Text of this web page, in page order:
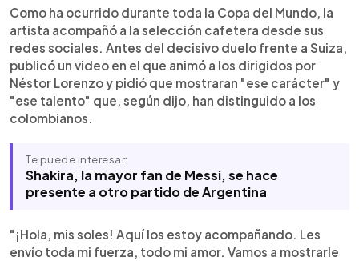
representar con orgullo al país. Antes del partido,
la artista había alentado a la selección con un
video publicado en sus historias de Instagram.
Como ha ocurrido durante toda la Copa del Mundo, la
artista acompañó a la selección cafetera desde sus
redes sociales. Antes del decisivo duelo frente a Suiza,
publicó un video en el que animó a los dirigidos por
Néstor Lorenzo y pidió que mostraran "ese carácter" y
"ese talento" que, según dijo, han distinguido a los
colombianos.
Te puede interesar:
Shakira, la mayor fan de Messi, se hace
presente a otro partido de Argentina
"¡Hola, mis soles! Aquí los estoy acompañando. Les
envío toda mi fuerza, todo mi amor. Vamos a mostrarle